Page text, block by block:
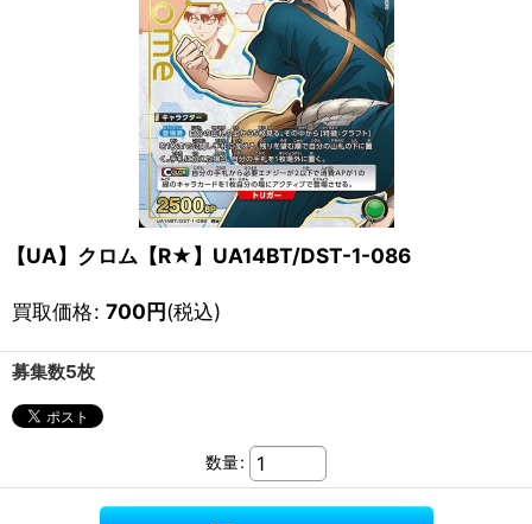
【UA】クロム【R★】UA14BT/DST-1-086
買取価格: 700円(税込)
募集数5枚
数量: